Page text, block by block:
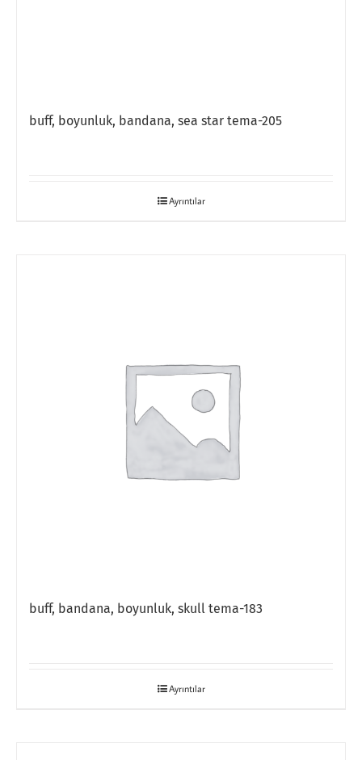
buff, boyunluk, bandana, sea star tema-205
Ayrıntılar
buff, bandana, boyunluk, skull tema-183
Ayrıntılar